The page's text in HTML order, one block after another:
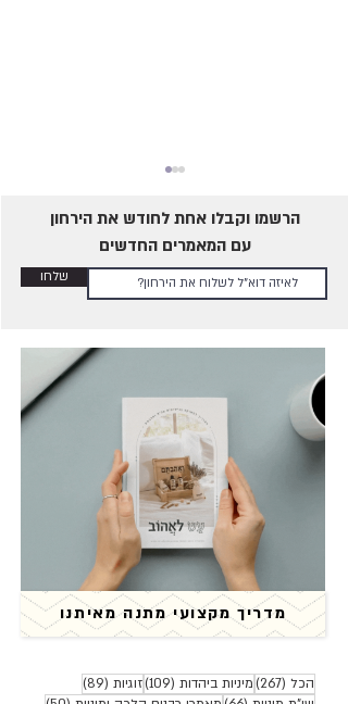
הרשמו וקבלו אחת לחודש את הירחון
עם המאמרים החדשים
שלחו
מדריך מקצועי מתנה מאיתנו
הכל (267) 267 פוסטים
מיניות ביהדות (109) 109 פוסטים
זוגיות (89)
89 פוסטים